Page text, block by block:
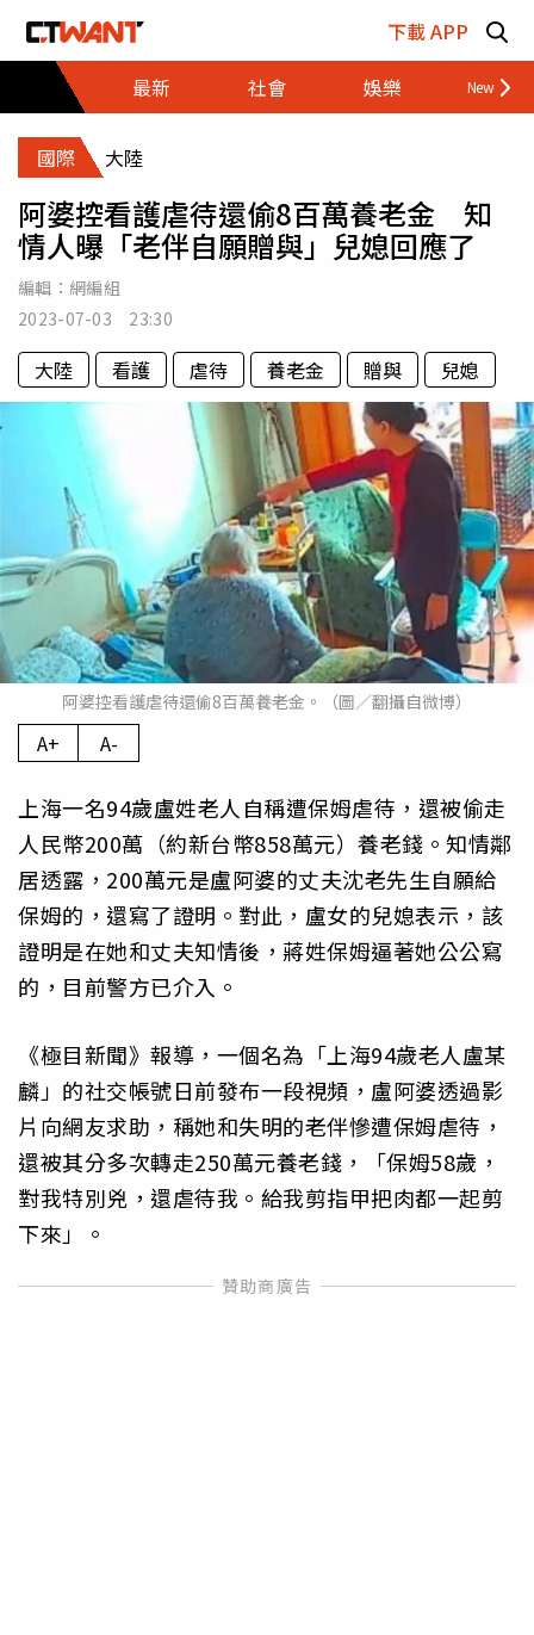
下載 APP
最新
社會 娛樂 財經
國際 大陸
阿婆控看護虐待還偷8百萬養老金 知
情人曝「老伴自願贈與」兒媳回應了
編輯： 網編組
2023-07-03 23:30
大陸 看護 虐待 養老金 贈與 兒媳
阿婆控看護虐待還偷8百萬養老金。（圖／翻攝自微博）
A+ A-
上海一名94歲盧姓老人自稱遭保姆虐待，還被偷走
人民幣200萬（約新台幣858萬元）養老錢。知情鄰
居透露，200萬元是盧阿婆的丈夫沈老先生自願給
保姆的，還寫了證明。對此，盧女的兒媳表示，該
證明是在她和丈夫知情後，蔣姓保姆逼著她公公寫
的，目前警方已介入。
《極目新聞》報導，一個名為「上海94歲老人盧某
麟」的社交帳號日前發布一段視頻，盧阿婆透過影
片向網友求助，稱她和失明的老伴慘遭保姆虐待，
還被其分多次轉走250萬元養老錢，「保姆58歲，
對我特別兇，還虐待我。給我剪指甲把肉都一起剪
下來」。